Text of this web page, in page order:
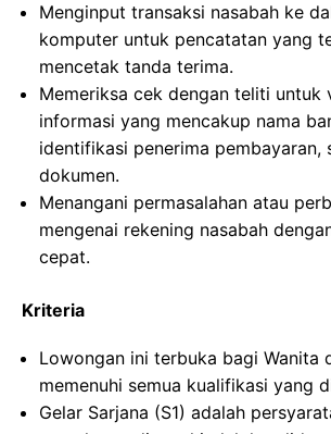
Menginput transaksi nasabah ke
komputer untuk pencatatan yang
mencetak tanda terima.
Memeriksa cek dengan teliti untuk
informasi yang mencakup nama
identifikasi penerima pembayaran,
dokumen.
Menangani permasalahan atau
mengenai rekening nasabah
cepat.
Kriteria
Lowongan ini terbuka bagi Wanita
memenuhi semua kualifikasi yang
Gelar Sarjana (S1) adalah